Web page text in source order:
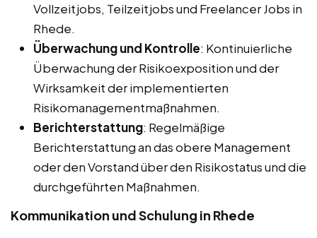
Vollzeitjobs, Teilzeitjobs und Freelancer Jobs in
Rhede.
Überwachung und Kontrolle: Kontinuierliche
Überwachung der Risikoexposition und der
Wirksamkeit der implementierten
Risikomanagementmaßnahmen.
Berichterstattung: Regelmäßige
Berichterstattung an das obere Management
oder den Vorstand über den Risikostatus und die
durchgeführten Maßnahmen.
Kommunikation und Schulung in Rhede